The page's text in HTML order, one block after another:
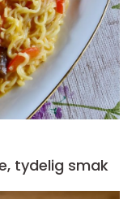
tydelig smak